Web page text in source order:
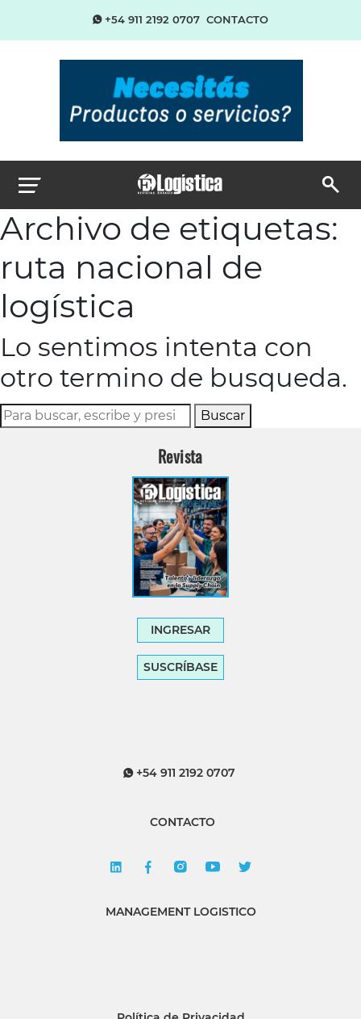
+54 911 2192 0707 CONTACTO
Archivo de etiquetas:
ruta nacional de
logística
Lo sentimos intenta con
otro termino de busqueda.
Buscar
Revista
INGRESAR
SUSCRÍBASE
+54 911 2192 0707
CONTACTO
MANAGEMENT LOGISTICO